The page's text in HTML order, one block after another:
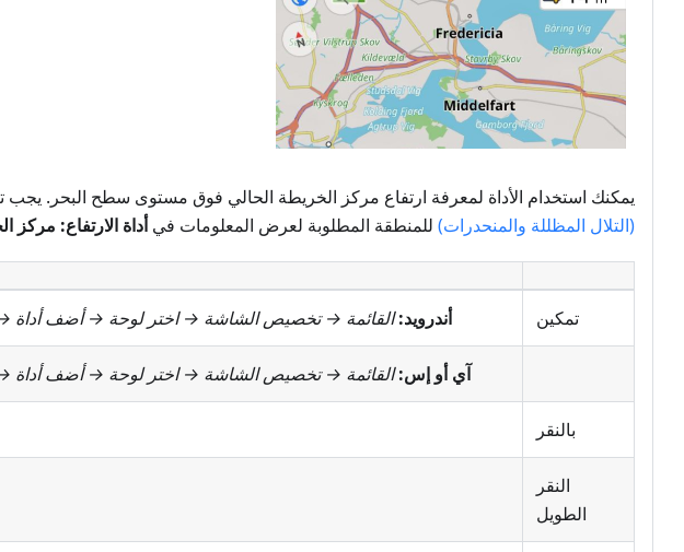
يمكنك استخدام الأداة لمعرفة ارتفاع مركز الخريطة الحالي فوق مستوى سطح البحر. يجب
(التلال المظللة والمنحدرات) للمنطقة المطلوبة لعرض المعلومات فيأداة الارتفاع: مركز
تمكين أندرويد: القائمة → تخصيص الشاشة → اختر لوحة → أضف أداة
آي أو إس: القائمة → تخصيص الشاشة → اختر لوحة → أضف أداة
بالنقر
النقر
الطويل